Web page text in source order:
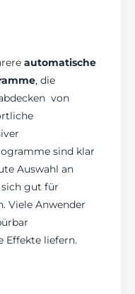
automatische
, die
von
sind klar
Auswahl an
gut für
Viele Anwender
Effekte liefern.